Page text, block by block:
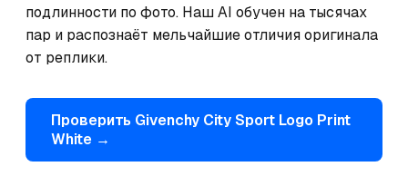
подлинности по фото. Наш AI обучен на тысячах
пар и распознаёт мельчайшие отличия оригинала
от реплики.
Проверить Givenchy City Sport Logo Print
White →